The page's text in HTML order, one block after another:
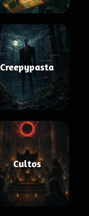
Creepypasta
Cultos